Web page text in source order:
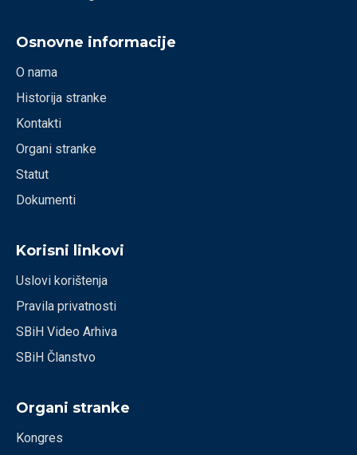
Osnovne informacije
O nama
Historija stranke
Kontakti
Organi stranke
Statut
Dokumenti
Korisni linkovi
Uslovi korištenja
Pravila privatnosti
SBiH Video Arhiva
SBiH Članstvo
Organi stranke
Kongres